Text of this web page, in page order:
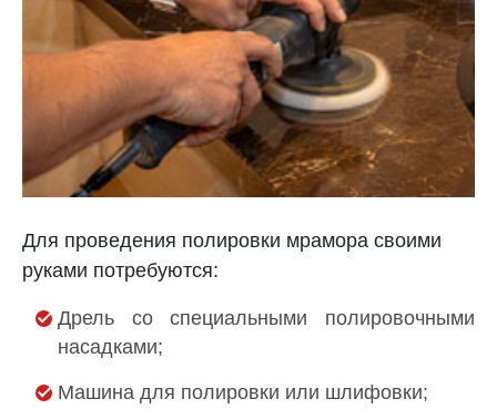
Для проведения полировки мрамора своими
руками потребуются:
Дрель со специальными полировочными
насадками;
Машина для полировки или шлифовки;